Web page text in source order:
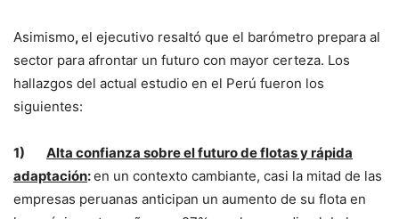
Asimismo,el ejecutivo resaltó que el barómetro prepara al
sector para afrontar un futuro con mayor certeza. Los
hallazgos del actual estudio en el Perú fueron los
siguientes:
1)
Alta confianza sobre el futuro de flotas y rápida
adaptación:en un contexto cambiante, casi la mitad de las
empresas peruanas anticipan un aumento de su flota en